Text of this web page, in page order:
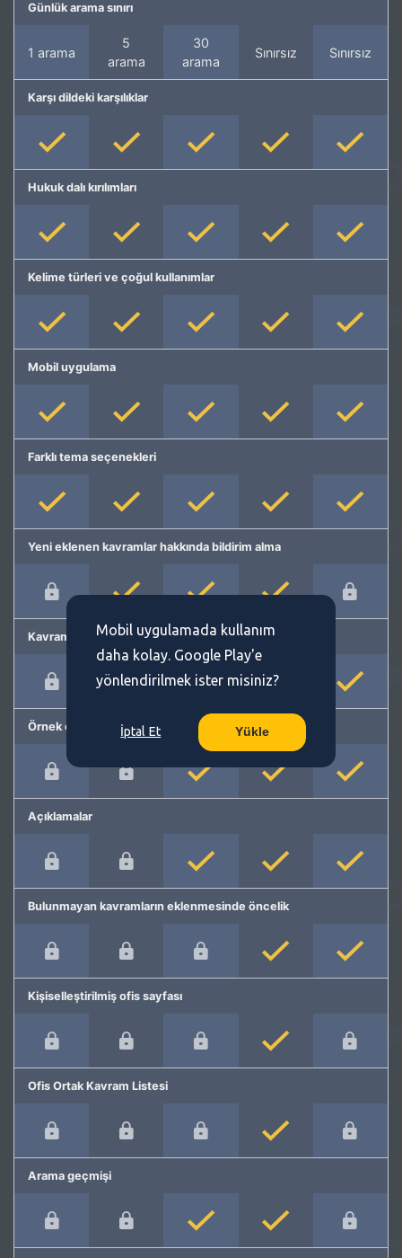
Günlük arama sınırı
1 arama
5
arama
30
arama
Sınırsız Sınırsız
Karşı dildeki karşılıklar
Hukuk dalı kırılımları
Kelime türleri ve çoğul kullanımlar
Mobil uygulama
Farklı tema seçenekleri
Yeni eklenen kavramlar hakkında bildirim alma
Kavram önerme
Örnek cümleler
Açıklamalar
Bulunmayan kavramların eklenmesinde öncelik
Kişiselleştirilmiş ofis sayfası
Ofis Ortak Kavram Listesi
Arama geçmişi
Mobil uygulamada kullanım
daha kolay. Google Play'e
yönlendirilmek ister misiniz?
İptal Et Yükle